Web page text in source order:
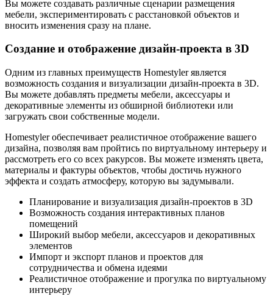
Вы можете создавать различные сценарии размещения
мебели, экспериментировать с расстановкой объектов и
вносить изменения сразу на плане.
Создание и отображение дизайн-проекта в 3D
Одним из главных преимуществ Homestyler является
возможность создания и визуализации дизайн-проекта в 3D.
Вы можете добавлять предметы мебели, аксессуары и
декоративные элементы из обширной библиотеки или
загружать свои собственные модели.
Homestyler обеспечивает реалистичное отображение вашего
дизайна, позволяя вам пройтись по виртуальному интерьеру и
рассмотреть его со всех ракурсов. Вы можете изменять цвета,
материалы и фактуры объектов, чтобы достичь нужного
эффекта и создать атмосферу, которую вы задумывали.
Планирование и визуализация дизайн-проектов в 3D
Возможность создания интерактивных планов
помещений
Широкий выбор мебели, аксессуаров и декоративных
элементов
Импорт и экспорт планов и проектов для
сотрудничества и обмена идеями
Реалистичное отображение и прогулка по виртуальному
интерьеру